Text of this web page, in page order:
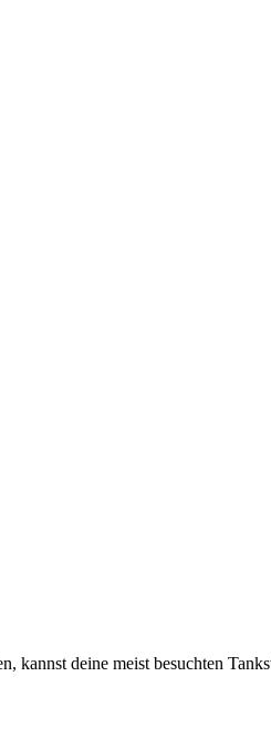
deine meist besuchten